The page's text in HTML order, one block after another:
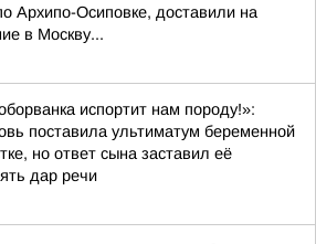
Архипо-Осиповке, доставили на
в Москву...
испортит нам породу!»:
поставила ультиматум беременной
но ответ сына заставил её
дар речи